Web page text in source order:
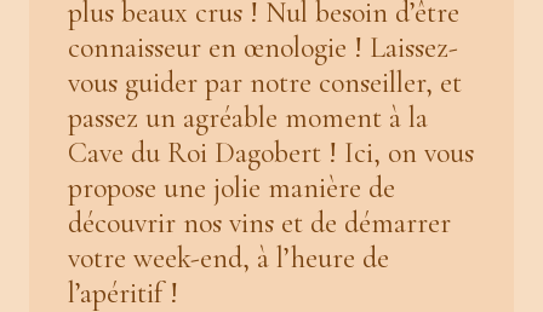
plus beaux crus ! Nul besoin d’être
connaisseur en œnologie ! Laissez-
vous guider par notre conseiller, et
passez un agréable moment à la
Cave du Roi Dagobert ! Ici, on vous
propose une jolie manière de
découvrir nos vins et de démarrer
votre week-end, à l’heure de
l’apéritif !